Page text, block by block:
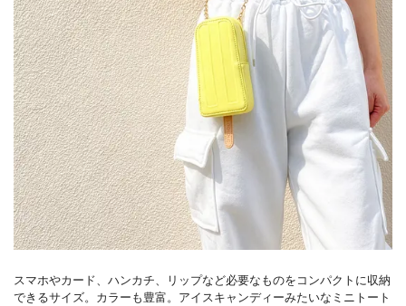
スマホやカード、ハンカチ、リップなど必要なものをコンパクトに収納
できるサイズ。カラーも豊富。アイスキャンディーみたいなミニトート